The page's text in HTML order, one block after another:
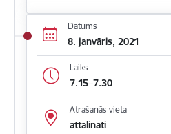
Datums
8. janvāris, 2021
Laiks
7.15–7.30
Atrašanās vieta
attālināti